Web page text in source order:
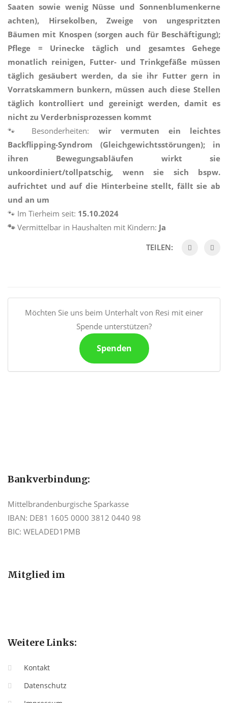
Saaten sowie wenig Nüsse und Sonnenblumenkerne
achten), Hirsekolben, Zweige von ungespritzten
Bäumen mit Knospen (sorgen auch für Beschäftigung);
Pflege = Urinecke täglich und gesamtes Gehege
monatlich reinigen, Futter- und Trinkgefäße müssen
täglich gesäubert werden, da sie ihr Futter gern in
Vorratskammern bunkern, müssen auch diese Stellen
täglich kontrolliert und gereinigt werden, damit es
nicht zu Verderbnisprozessen kommt
🐾 Besonderheiten: wir vermuten ein leichtes
Backflipping-Syndrom (Gleichgewichtsstörungen); in
ihren Bewegungsabläufen wirkt sie
unkoordiniert/tollpatschig, wenn sie sich bspw.
aufrichtet und auf die Hinterbeine stellt, fällt sie ab
und an um
🐾 Im Tierheim seit: 15.10.2024
🐾 Vermittelbar in Haushalten mit Kindern: Ja
TEILEN:
Möchten Sie uns beim Unterhalt von Resi mit einer
Spende unterstützen?
Spenden
Bankverbindung:
Mittelbrandenburgische Sparkasse
IBAN: DE81 1605 0000 3812 0440 98
BIC: WELADED1PMB
Mitglied im
Weitere Links:
Kontakt
Datenschutz